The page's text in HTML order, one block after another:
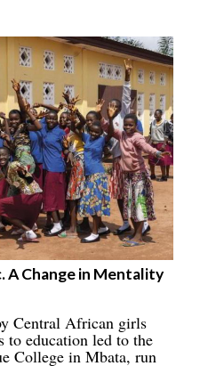
A Change in Mentality
Central African girls
to education led to the
College in Mbata, run